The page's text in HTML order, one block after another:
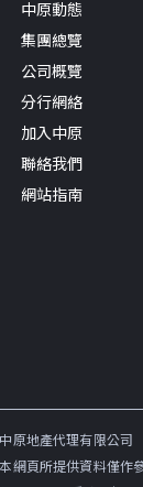
中原動態
集團總覽
公司概覽
分行網絡
加入中原
聯絡我們
網站指南
中原地產代理有限公司
本網頁所提供資料僅作